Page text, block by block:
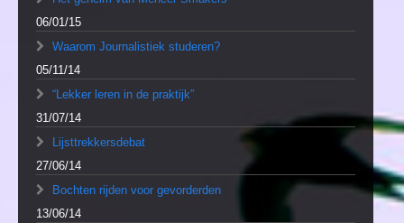
06/01/15
Waarom Journalistiek studeren?
05/11/14
“Lekker leren in de praktijk”
31/07/14
Lijsttrekkersdebat
27/06/14
Bochten rijden voor gevorderden
13/06/14